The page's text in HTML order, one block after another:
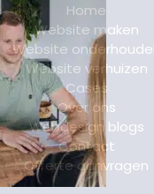
Home
Website maken
Website
Website verhuizen
Cases
Over ons
Webdesign blogs
Contact
Offerte aanvragen